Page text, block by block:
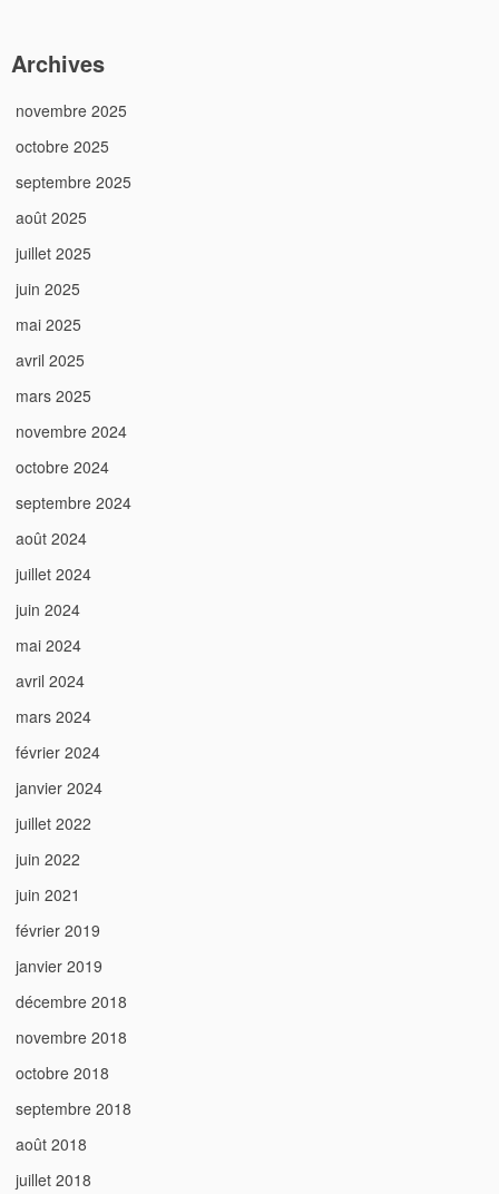
Archives
novembre 2025
octobre 2025
septembre 2025
août 2025
juillet 2025
juin 2025
mai 2025
avril 2025
mars 2025
novembre 2024
octobre 2024
septembre 2024
août 2024
juillet 2024
juin 2024
mai 2024
avril 2024
mars 2024
février 2024
janvier 2024
juillet 2022
juin 2022
juin 2021
février 2019
janvier 2019
décembre 2018
novembre 2018
octobre 2018
septembre 2018
août 2018
juillet 2018